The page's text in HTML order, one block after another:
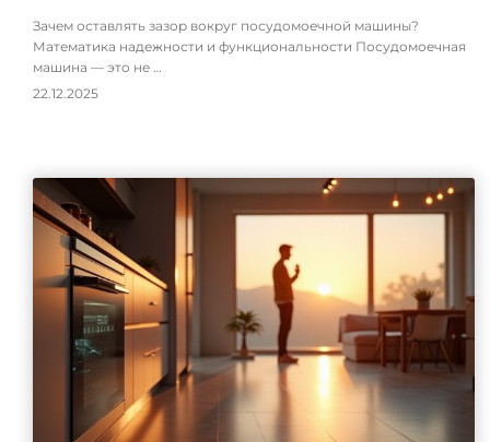
Зачем оставлять зазор вокруг посудомоечной машины?
Математика надежности и функциональности Посудомоечная
машина — это не …
22.12.2025